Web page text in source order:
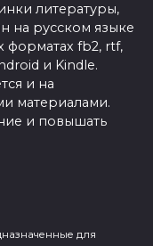
литературы,
на русском языке
форматах fb2, rtf,
и Kindle.
и на
материалами.
и повышать
для